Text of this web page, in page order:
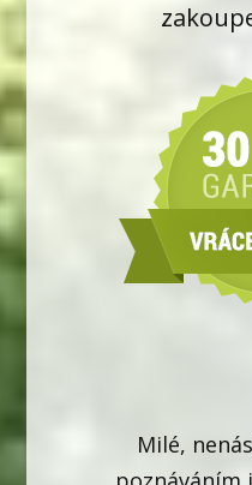
Milé,